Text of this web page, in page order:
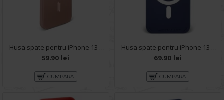
Husa spate pentru iPhone 13 Pro Max - Sassy Case Roz
59.90 lei
CUMPARA
Husa spate pentru iPhone 13 Pro Max - YOTOO Case Albastru
69.90 lei
CUMPARA